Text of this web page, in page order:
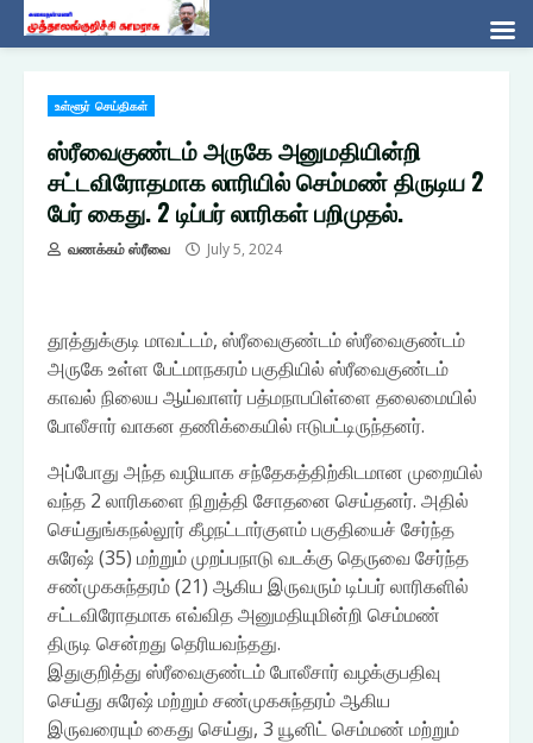
content
உள்ளூர் செய்திகள்
ஸ்ரீவைகுண்டம் அருகே அனுமதியின்றி
சட்டவிரோதமாக லாரியில் செம்மண் திருடிய 2
பேர் கைது. 2 டிப்பர் லாரிகள் பறிமுதல்.
வணக்கம் ஸ்ரீவை July 5, 2024
தூத்துக்குடி மாவட்டம், ஸ்ரீவைகுண்டம் ஸ்ரீவைகுண்டம்
அருகே உள்ள பேட்மாநகரம் பகுதியில் ஸ்ரீவைகுண்டம்
காவல் நிலைய ஆய்வாளர் பத்மநாபபிள்ளை தலைமையில்
போலீசார் வாகன தணிக்கையில் ஈடுபட்டிருந்தனர்.
அப்போது அந்த வழியாக சந்தேகத்திற்கிடமான முறையில்
வந்த 2 லாரிகளை நிறுத்தி சோதனை செய்தனர். அதில்
செய்துங்கநல்லூர் கீழநட்டார்குளம் பகுதியைச் சேர்ந்த
சுரேஷ் (35) மற்றும் முறப்பநாடு வடக்கு தெருவை சேர்ந்த
சண்முகசுந்தரம் (21) ஆகிய இருவரும் டிப்பர் லாரிகளில்
சட்டவிரோதமாக எவ்வித அனுமதியுமின்றி செம்மண்
திருடி சென்றது தெரியவந்தது.
இதுகுறித்து ஸ்ரீவைகுண்டம் போலீசார் வழக்குபதிவு
செய்து சுரேஷ் மற்றும் சண்முகசுந்தரம் ஆகிய
இருவரையும் கைது செய்து, 3 யூனிட் செம்மண் மற்றும்